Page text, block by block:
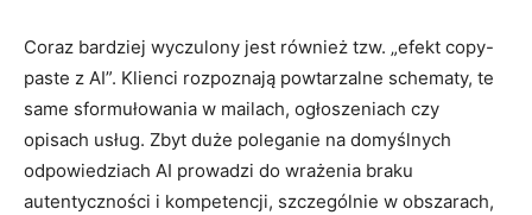
Coraz bardziej wyczulony jest również tzw. „efekt copy-
paste z AI”. Klienci rozpoznają powtarzalne schematy, te
same sformułowania w mailach, ogłoszeniach czy
opisach usług. Zbyt duże poleganie na domyślnych
odpowiedziach AI prowadzi do wrażenia braku
autentyczności i kompetencji, szczególnie w obszarach,